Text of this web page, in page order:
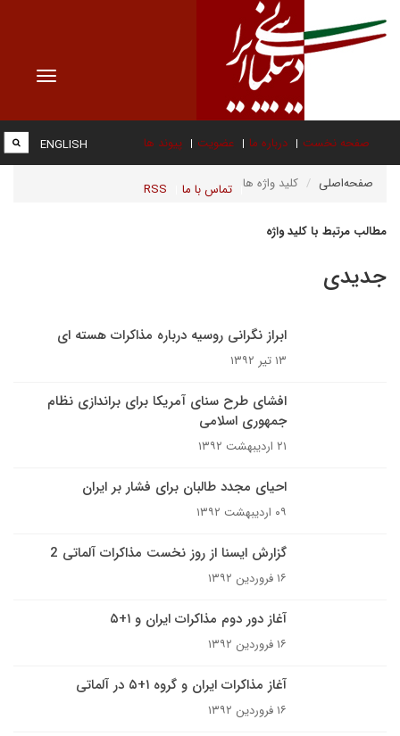
Toggle
صفحه نخست درباره ما عضویت پیوند ها
تماس با ما RSS
ENGLISH
صفحه‌اصلی کلید واژه ها
مطالب مرتبط با کلید واژه
جدیدی
ابراز نگرانی روسیه درباره مذاکرات هسته ای
۱۳ تیر ۱۳۹۲
افشای طرح سنای آمریکا برای براندازی نظام
جمهوری اسلامی
۲۱ اردیبهشت ۱۳۹۲
احیای مجدد طالبان برای فشار بر ایران
۰۹ اردیبهشت ۱۳۹۲
گزارش ایسنا از روز نخست مذاکرات آلماتی 2
۱۶ فروردین ۱۳۹۲
آغاز دور دوم مذاکرات ایران و ۱+۵
۱۶ فروردین ۱۳۹۲
آغاز مذاکرات ایران و گروه ۱+۵ در آلماتی
۱۶ فروردین ۱۳۹۲